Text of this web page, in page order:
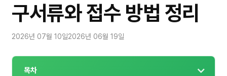
구서류와 접수 방법 정리
2026년 07월 10일2026년 06월 19일
목차